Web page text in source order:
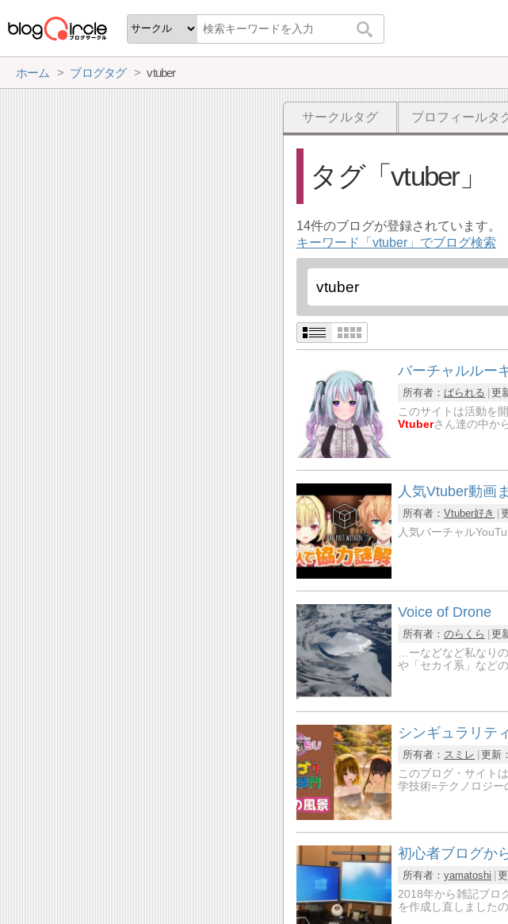
ホーム ブログタグ vtuber
サークルタグ プロフィールタ
タグ vtuber
14件のブログが登録されています。
キーワード「vtuber」でブログ検索
バーチャルルー
所有者：ぱられる 更
このサイトは活動を
Vtuberさん達の中か
人気Vtuber動画
所有者：Vtuber好き
人気バーチャル
Voice of Drone
所有者：のらくら 更
…ーなどなど私なり
や「セカイ系」など
シンギュラリテ
所有者： スミレ 更新
このブログ・サイト
学技術=テクノロジー
初心者ブログか
所有者：yamatoshi
2018年から雑記ブロ
を作成し直しました